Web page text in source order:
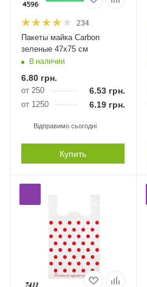
234
Пакеты майка Carbon
зеленые 47х75 см
В наличии
6.80 грн.
от 250 6.53грн.
от 1250 6.19грн.
Відправимо сьогодні
Купить